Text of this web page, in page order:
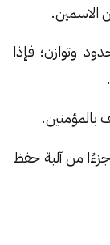
الاسمين.
وتوازن؛ فإذا
بالمؤمنين.
من آلية حفظ